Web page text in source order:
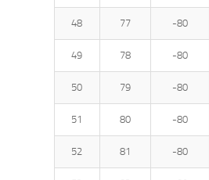
48 77 -80
49 78 -80
50 79 -80
51 80 -80
52 81 -80